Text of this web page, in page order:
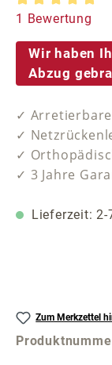
1 Bewertung
Wir haben
Abzug
✓
✓
✓
✓ 3 Jahre
Lieferzeit: 2-
Zum Merkzettel